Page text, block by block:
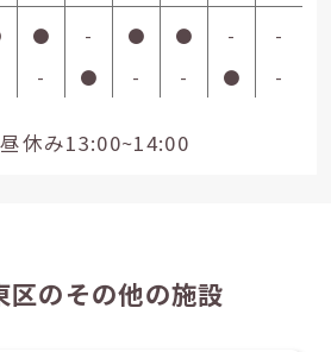
● - ● ● -
-
- ● - - ● -
休み13:00~14:00
区のその他の施設